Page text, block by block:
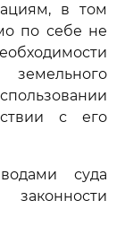
в том
по себе не
с его
суда